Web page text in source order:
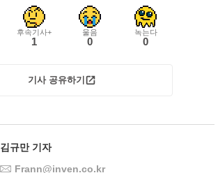
후속기사+
1
울음
0
녹는다
0
기사 공유하기
김규만 기자
Frann@inven.co.kr